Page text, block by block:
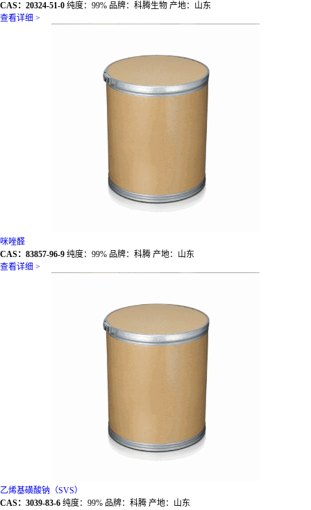
CAS：20324-51-0 纯度：99% 品牌：科腾生物 产地：山东
查看详细 >
咪唑醛
CAS：83857-96-9 纯度：99% 品牌：科腾 产地：山东
查看详细 >
乙烯基磺酸钠（SVS）
CAS：3039-83-6 纯度：99% 品牌：科腾 产地：山东